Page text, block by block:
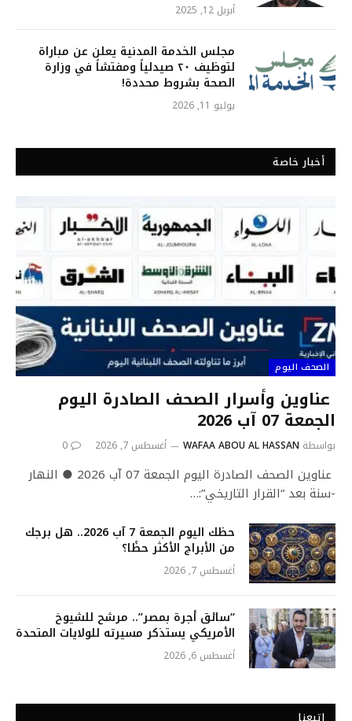
أبريل 12, 2025
مجلس الخدمة المدنية يعلن عن مباراة
لتوظيف ٢٠ صيدلياً ومفتشاً في وزارة
الصحة بشروط محددة!
يوليو 11, 2026
أخبار خاصة
الصحف اليوم
عناوين وأسرار الصحف الصادرة اليوم
الجمعة 07 آب 2026
بواسطة WAFAA ABOU AL HASSAN أغسطس 7, 2026 0
عناوين الصحف الصادرة اليوم الجمعة 07 آب 2026 ● النهار
-سنة بعد “القرار التاريخي”:…
حظك اليوم الجمعة 7 آب 2026.. هل برجك
من الأبراج الأكثر حظًا؟
أغسطس 7, 2026
“سائق أجرة بمصر”.. مرشح للشيوخ
الأمريكي يستذكر مسيرته للولايات المتحدة
أغسطس 6, 2026